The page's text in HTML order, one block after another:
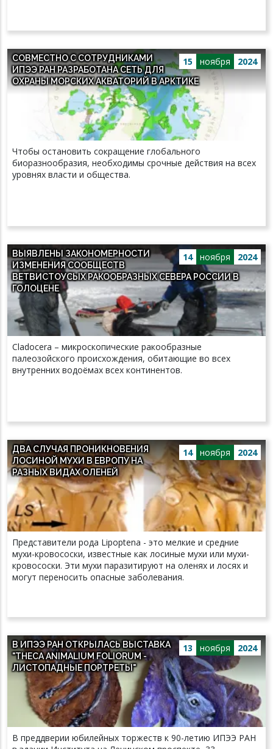
15 ноября 2024
СОВМЕСТНО С СОТРУДНИКАМИ
ИПЭЭ РАН РАЗРАБОТАНА СЕТЬ ДЛЯ
ОХРАНЫ МОРСКИХ АКВАТОРИЙ В АРКТИКЕ
Чтобы остановить сокращение глобального
биоразнообразия, необходимы срочные действия на всех
уровнях власти и общества.
14 ноября 2024
ВЫЯВЛЕНЫ ЗАКОНОМЕРНОСТИ
ИЗМЕНЕНИЯ СООБЩЕСТВ
ВЕТВИСТОУСЫХ РАКООБРАЗНЫХ СЕВЕРА РОССИИ В
ГОЛОЦЕНЕ
Cladocera – микроскопические ракообразные
палеозойского происхождения, обитающие во всех
внутренних водоёмах всех континентов.
14 ноября 2024
ДВА СЛУЧАЯ ПРОНИКНОВЕНИЯ
ЛОСИНОЙ МУХИ В ЕВРОПУ НА
РАЗНЫХ ВИДАХ ОЛЕНЕЙ
Представители рода Lipoptena - это мелкие и средние
мухи-кровососки, известные как лосиные мухи или мухи-
кровососки. Эти мухи паразитируют на оленях и лосях и
могут переносить опасные заболевания.
13 ноября 2024
В ИПЭЭ РАН ОТКРЫЛАСЬ ВЫСТАВКА
"THECA ANIMALIUM FOLIORUM -
ЛИСТОПАДНЫЕ ПОРТРЕТЫ"
В преддверии юбилейных торжеств к 90-летию ИПЭЭ РАН